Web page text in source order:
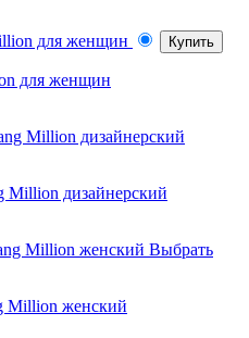
Купить
для женщин
Million дизайнерский
Выбрать
Million женский